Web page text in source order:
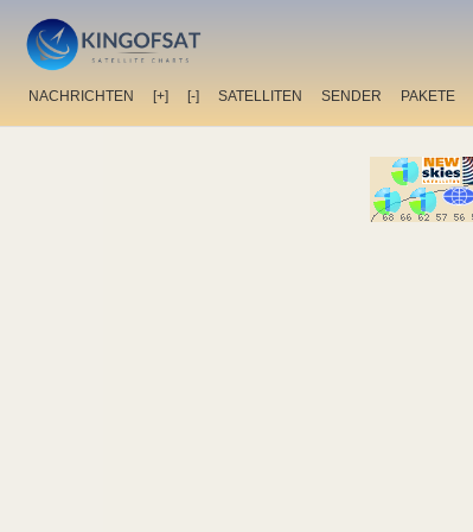
NACHRICHTEN [+] [-] SATELLITEN SENDER PAKETE